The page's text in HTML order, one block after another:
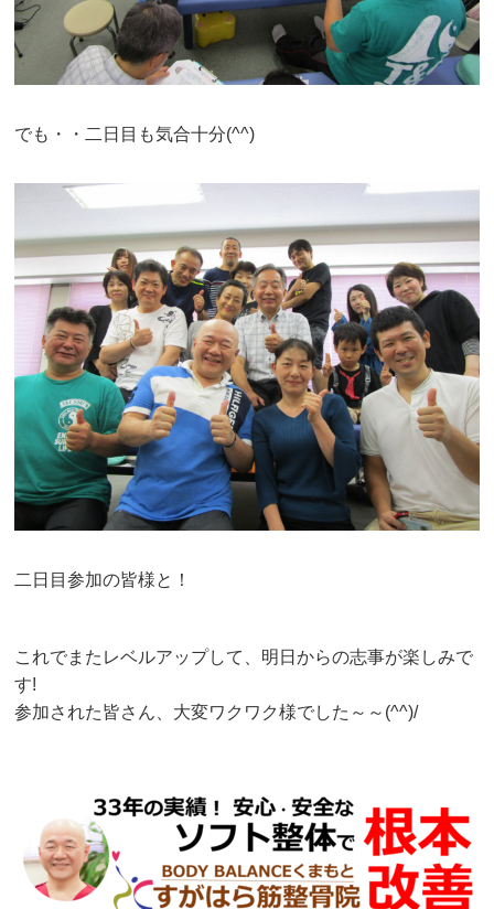
でも・・二日目も気合十分(^^)
二日目参加の皆様と！
これでまたレベルアップして、明日からの志事が楽しみで
す!
参加された皆さん、大変ワクワク様でした～～(^^)/